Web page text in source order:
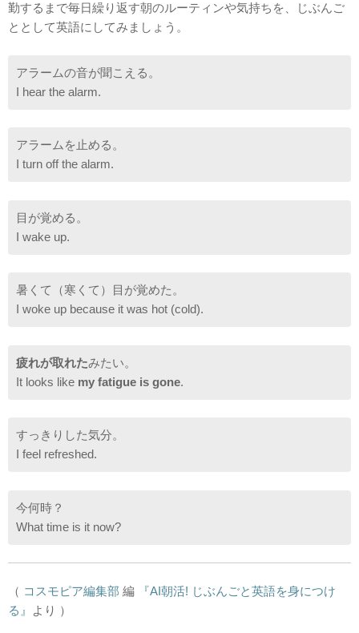
勤するまで毎日繰り返す朝のルーティンや気持ちを、じぶんご
ととして英語にしてみましょう。
アラームの音が聞こえる。
I hear the alarm.
アラームを止める。
I turn off the alarm.
目が覚める。
I wake up.
暑くて（寒くて）目が覚めた。
I woke up because it was hot (cold).
疲れが取れたみたい。
It looks like my fatigue is gone.
すっきりした気分。
I feel refreshed.
今何時？
What time is it now?
（ コスモピア編集部 編
『AI朝活! じぶんごと英語を身につけ
る』
より ）